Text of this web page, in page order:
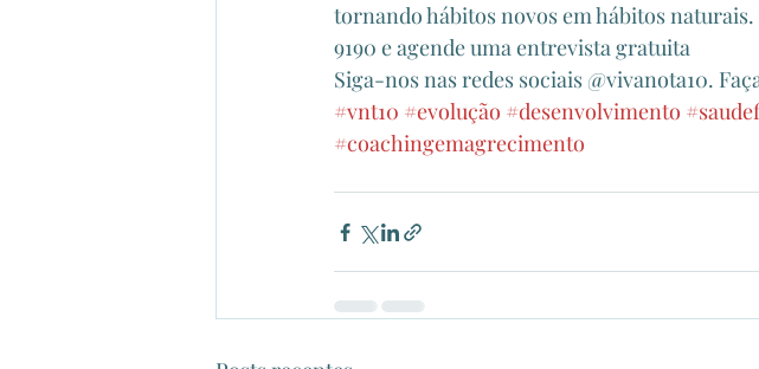
tornando hábitos novos em hábitos naturais.
9190 e agende uma entrevista gratuita
Siga-nos nas redes sociais @vivanota10.
#vnt10 #evolução #desenvolvimento
#coachingemagrecimento